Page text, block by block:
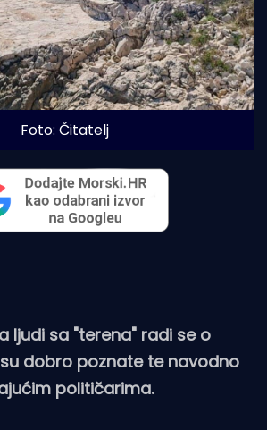
Foto: Čitatelj
ljudi sa "terena" radi se o
dobro poznate te navodno
političarima.